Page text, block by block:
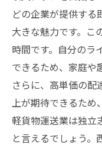
どの企業が提供する
大きな魅力です。こ
時間です。自分のラ
できるため、家庭や
さらに、高単価の配
上が期待できるため
軽貨物運送業は独立
と言えるでしょう。